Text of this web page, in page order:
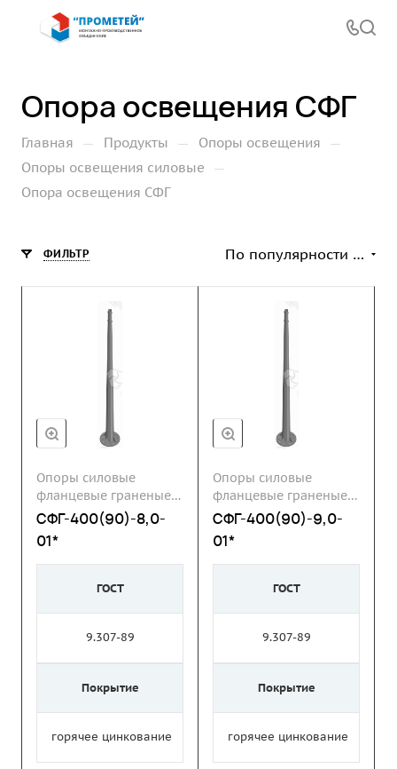
Опора освещения СФГ
Главная — Продукты — Опоры освещения —
Опоры освещения силовые —
Опора освещения СФГ
ФИЛЬТР По популярности (возрастание)
Опоры силовые
фланцевые граненые
СФГ
СФГ-400(90)-8,0-
01*
ГОСТ
9.307-89
Покрытие
горячее цинкование
Опоры силовые
фланцевые граненые
СФГ
СФГ-400(90)-9,0-
01*
ГОСТ
9.307-89
Покрытие
горячее цинкование